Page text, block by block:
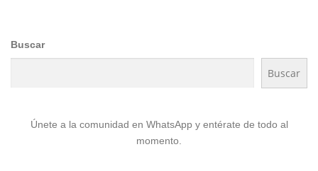
Buscar
Buscar
Únete a la comunidad en WhatsApp y entérate de todo al
momento.